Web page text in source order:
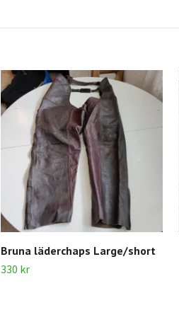
Bruna läderchaps Large/short
330 kr